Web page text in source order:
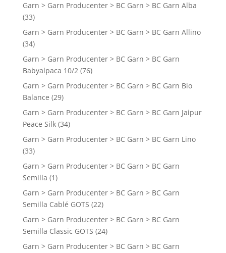
Garn > Garn Producenter > BC Garn > BC Garn Alba
(33)
Garn > Garn Producenter > BC Garn > BC Garn Allino
(34)
Garn > Garn Producenter > BC Garn > BC Garn
Babyalpaca 10/2 (76)
Garn > Garn Producenter > BC Garn > BC Garn Bio
Balance (29)
Garn > Garn Producenter > BC Garn > BC Garn Jaipur
Peace Silk (34)
Garn > Garn Producenter > BC Garn > BC Garn Lino
(33)
Garn > Garn Producenter > BC Garn > BC Garn
Semilla (1)
Garn > Garn Producenter > BC Garn > BC Garn
Semilla Cablé GOTS (22)
Garn > Garn Producenter > BC Garn > BC Garn
Semilla Classic GOTS (24)
Garn > Garn Producenter > BC Garn > BC Garn